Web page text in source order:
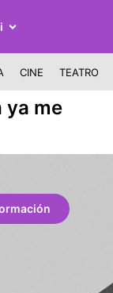
CINE TEATRO
ya me